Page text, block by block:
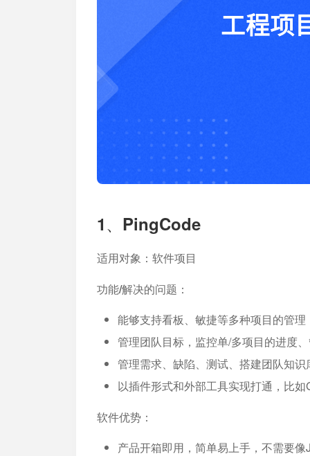
1、PingCode
适用对象 ：软件项目
功能/解决的问题：
能够支持看板、敏捷等多种项目的管理
管理团队目标，监控单/多项目的进度
管理需求、缺陷、测试、搭建团队知
以插件形式和外部工具实现打通，比
软件优势：
产品开箱即用，简单易上手，不需要